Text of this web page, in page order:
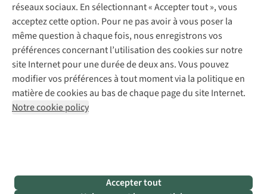
réseaux sociaux. En sélectionnant « Accepter tout », vous
acceptez cette option. Pour ne pas avoir à vous poser la
même question à chaque fois, nous enregistrons vos
préférences concernant l’utilisation des cookies sur notre
site Internet pour une durée de deux ans. Vous pouvez
modifier vos préférences à tout moment via la politique en
matière de cookies au bas de chaque page du site Internet.
Notre cookie policy
Accepter tout
Mentions légales
Politique de confidentialité
Conditions générales
Cookie Policy
AS Adventure Luxemburg SA,